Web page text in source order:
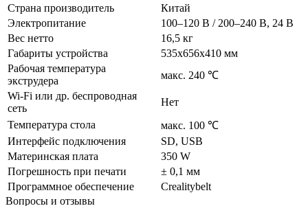
Страна производитель
Китай
Электропитание
100–120 В / 200–240 В, 24 В
Вес нетто
16,5 кг
Габариты устройства
535х656х410 мм
Рабочая температура
экструдера
макс. 240 ℃
Wi-Fi или др. беспроводная
сеть
Нет
Температура стола
макс. 100 ℃
Интерфейс подключения
SD, USB
Материнская плата
350 W
Погрешность при печати
± 0,1 мм
Программное обеспечение
Crealitybelt
Вопросы и отзывы